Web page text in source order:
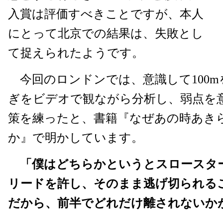
入賞は評価すべきことですが、本人
にとって北京での結果は、失敗とし
て捉えられたようです。
今回のロンドンでは、意識して100m
ぎをビデオで観ながら分析し、弱点を
策を練ったと、書籍『なぜあの時あき
か』で明かしています。
「僕はどちらかというとスロース
リードを許し、そのまま逃げ切られる
だから、前半でどれだけ離されないか